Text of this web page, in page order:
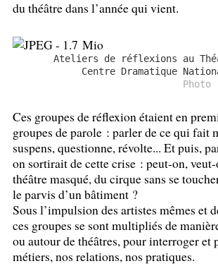
du théâtre dans l’année qui vient.
Ateliers de réflexions au
Centre Dramatique
Photo
Ces groupes de réflexion étaient en
groupes de parole : parler de ce qui fait
suspens, questionne, révolte... Et puis,
on sortirait de cette crise : peut-on,
théâtre masqué, du cirque sans se
le parvis d’un bâtiment ?
Sous l’impulsion des artistes mêmes et
ces groupes se sont multipliés de
ou autour de théâtres, pour interroger et
métiers, nos relations, nos pratiques.